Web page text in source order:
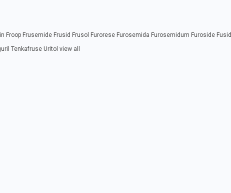
Froop Frusemide Frusid Frusol Furorese Furosemida Furosemidum Furoside Fusid
Tenkafruse Uritol view all